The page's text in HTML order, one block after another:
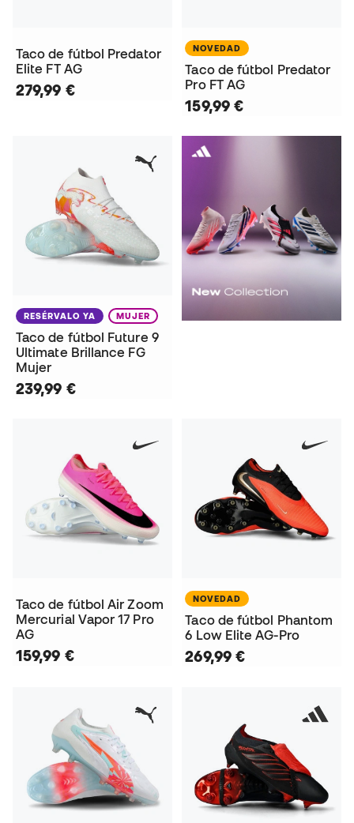
Taco de fútbol Predator
Elite FT AG
279,99 €
NOVEDAD
Taco de fútbol Predator
Pro FT AG
159,99 €
RESÉRVALO YA MUJER
Taco de fútbol Future 9
Ultimate Brillance FG
Mujer
239,99 €
Taco de fútbol Air Zoom
Mercurial Vapor 17 Pro
AG
159,99 €
NOVEDAD
Taco de fútbol Phantom
6 Low Elite AG-Pro
269,99 €